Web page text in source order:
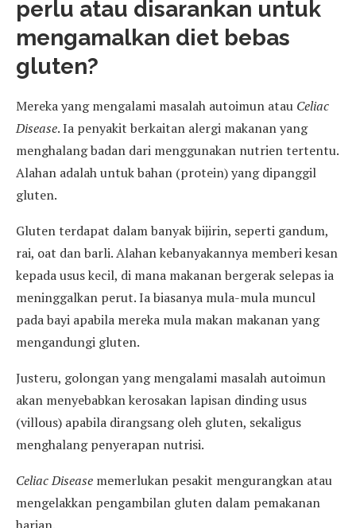
perlu atau disarankan untuk
mengamalkan diet bebas
gluten?
Mereka yang mengalami masalah autoimun atau Celiac
Disease. Ia penyakit berkaitan alergi makanan yang
menghalang badan dari menggunakan nutrien tertentu.
Alahan adalah untuk bahan (protein) yang dipanggil
gluten.
Gluten terdapat dalam banyak bijirin, seperti gandum,
rai, oat dan barli. Alahan kebanyakannya memberi kesan
kepada usus kecil, di mana makanan bergerak selepas ia
meninggalkan perut. Ia biasanya mula-mula muncul
pada bayi apabila mereka mula makan makanan yang
mengandungi gluten.
Justeru, golongan yang mengalami masalah autoimun
akan menyebabkan kerosakan lapisan dinding usus
(villous) apabila dirangsang oleh gluten, sekaligus
menghalang penyerapan nutrisi.
Celiac Disease memerlukan pesakit mengurangkan atau
mengelakkan pengambilan gluten dalam pemakanan